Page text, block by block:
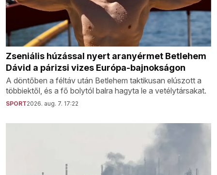
Zseniális húzással nyert aranyérmet Betlehem
Dávid a párizsi vizes Európa-bajnokságon
A döntőben a féltáv után Betlehem taktikusan elúszott a
többiektől, és a fő bolytól balra hagyta le a vetélytársakat.
SPORT2026. aug. 7. 17:22